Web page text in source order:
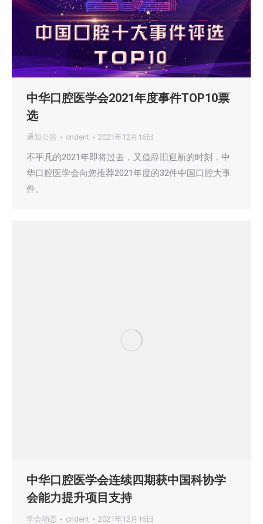
中华口腔医学会2021年度事件TOP10票
选
通知公告 cndent 2021年12月16日
不平凡的2021年即将过去，又值辞旧迎新的时刻，中
华口腔医学会向您推荐2021年度的32件中国口腔大事
件。
中华口腔医学会连续四期获中国科协学
会能力提升项目支持
学会动态 cndent 2021年12月16日